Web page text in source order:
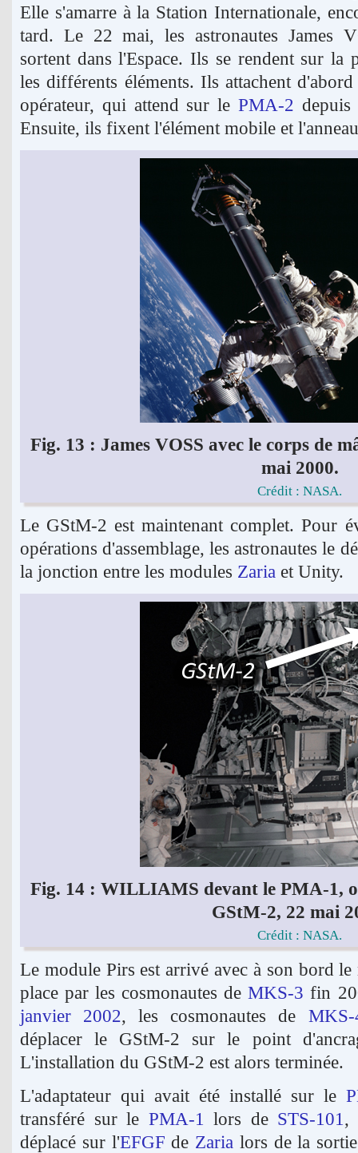
Elle s'amarre à la Station Internationale,
tard. Le 22 mai, les astronautes James
sortent dans l'Espace. Ils se rendent sur la
les différents éléments. Ils attachent
opérateur, qui attend sur le PMA-2
Ensuite, ils fixent l'élément mobile et
Fig. 13 : James VOSS avec le corps de
mai 2000.
Crédit : NASA.
Le GStM-2 est maintenant complet. Pour
opérations d'assemblage, les astronautes le
la jonction entre les modules Zaria et Unity.
Fig. 14 : WILLIAMS devant le PMA-1,
GStM-2, 22 mai
Crédit : NASA.
Le module Pirs est arrivé avec à son bord
place par les cosmonautes deMKS-3 fin
janvier 2002, les cosmonautes de MKS-
déplacer le GStM-2 sur le point
L'installation du GStM-2 est alors terminée.
L'adaptateur qui avait été installé sur le
transféré sur le PMA-1 lors de STS-101 ,
déplacé sur l'EFGF de Zaria lors de la